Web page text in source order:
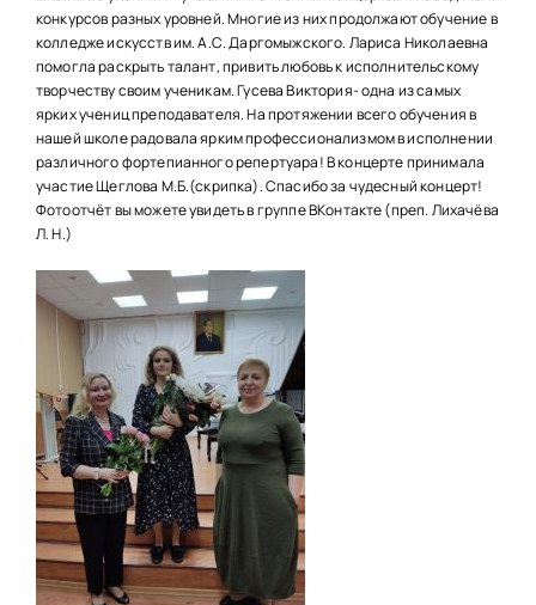
ОБУЧАЮЩИМСЯ
СВЕДЕНИЯ ОБ ОО
КОНТАКТЫ
ОТЗЫВЫ
конкурсов разных уровней. Многие из них продолжают обучение в
колледже искусств им. А.С. Даргомыжского. Лариса Николаевна
помогла раскрыть талант, привить любовь к исполнительскому
творчеству своим ученикам. Гусева Виктория- одна из самых
ярких учениц преподавателя. На протяжении всего обучения в
нашей школе радовала ярким профессионализмом в исполнении
различного фортепианного репертуара! В концерте принимала
участие Щеглова М.Б.(скрипка). Спасибо за чудесный концерт!
Фотоотчёт вы можете увидеть в группе ВКонтакте (преп. Лихачёва
Л. Н.)